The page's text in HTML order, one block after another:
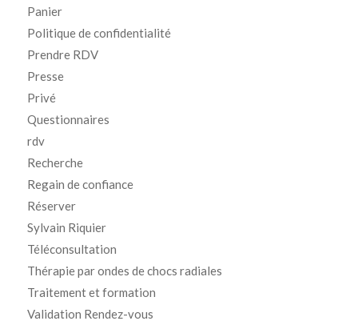
Panier
Politique de confidentialité
Prendre RDV
Presse
Privé
Questionnaires
rdv
Recherche
Regain de confiance
Réserver
Sylvain Riquier
Téléconsultation
Thérapie par ondes de chocs radiales
Traitement et formation
Validation Rendez-vous